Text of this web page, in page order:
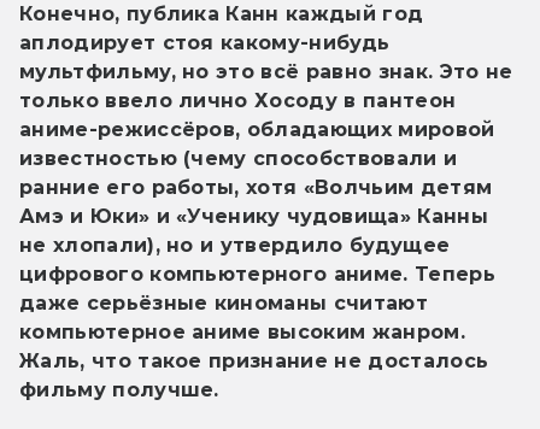
Конечно, публика Канн каждый год
аплодирует стоя какому-нибудь
мультфильму, но это всё равно знак. Это не
только ввело лично Хосоду в пантеон
аниме-режиссёров, обладающих мировой
известностью (чему способствовали и
ранние его работы, хотя «Волчьим детям
Амэ и Юки» и «Ученику чудовища» Канны
не хлопали), но и утвердило будущее
цифрового компьютерного аниме. Теперь
даже серьёзные киноманы считают
компьютерное аниме высоким жанром.
Жаль, что такое признание не досталось
фильму получше.